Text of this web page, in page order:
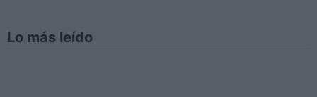
Lo más leído